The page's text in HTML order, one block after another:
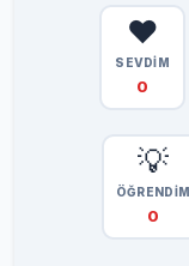
❤️
SEVDİM
0
💡
ÖĞRENDİM
0